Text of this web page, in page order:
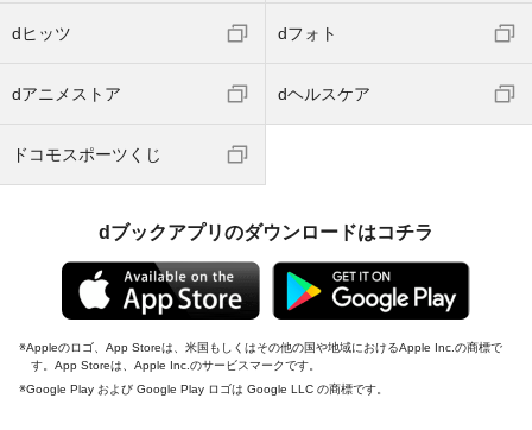
dヒッツ dフォト
dアニメストア dヘルスケア
ドコモスポーツくじ
dブックアプリのダウンロードはコチラ
Appleのロゴ、App Storeは、米国もしくはその他の国や地域におけるApple Inc.の商標で
す。App Storeは、Apple Inc.のサービスマークです。
Google Play および Google Play ロゴは Google LLC の商標です。